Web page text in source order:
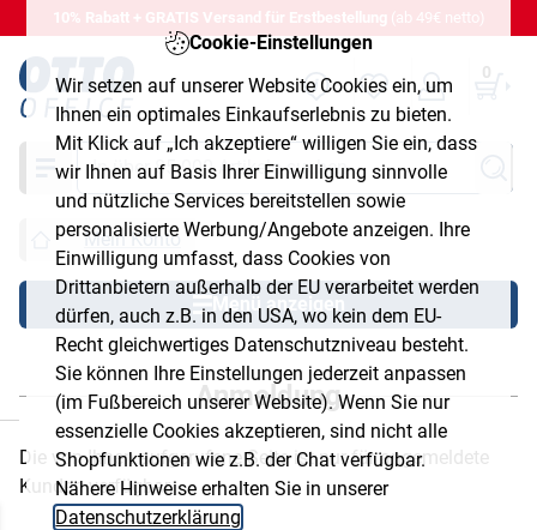
Cookie-Einstellungen
Wir setzen auf unserer Website Cookies ein, um
Ihnen ein optimales Einkaufserlebnis zu bieten.
Mit Klick auf „Ich akzeptiere“ willigen Sie ein, dass
wir Ihnen auf Basis Ihrer Einwilligung sinnvolle
und nützliche Services bereitstellen sowie
personalisierte Werbung/Angebote anzeigen. Ihre
Einwilligung umfasst, dass Cookies von
Drittanbietern außerhalb der EU verarbeitet werden
dürfen, auch z.B. in den USA, wo kein dem EU-
Recht gleichwertiges Datenschutzniveau besteht.
Sie können Ihre Einstellungen jederzeit anpassen
(im Fußbereich unserer Website). Wenn Sie nur
essenzielle Cookies akzeptieren, sind nicht alle
Shopfunktionen wie z.B. der Chat verfügbar.
Nähere Hinweise erhalten Sie in unserer
Datenschutzerklärung
10% Rabatt + GRATIS Versand für Erstbestellung (ab 49€ netto)
0
Suche
Mein Konto
Menü anzeigen
Anmeldung
Die von Ihnen aufgerufene Seite ist nur für angemeldete
Kunden verfügbar.